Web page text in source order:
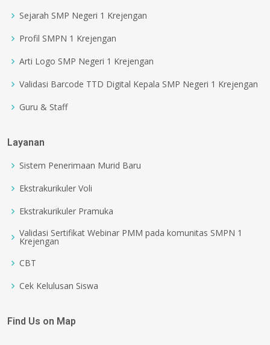
Sejarah SMP Negeri 1 Krejengan
Profil SMPN 1 Krejengan
Arti Logo SMP Negeri 1 Krejengan
Validasi Barcode TTD Digital Kepala SMP Negeri 1 Krejengan
Guru & Staff
Layanan
Sistem Penerimaan Murid Baru
Ekstrakurikuler Voli
Ekstrakurikuler Pramuka
Validasi Sertifikat Webinar PMM pada komunitas SMPN 1
Krejengan
CBT
Cek Kelulusan Siswa
Find Us on Map